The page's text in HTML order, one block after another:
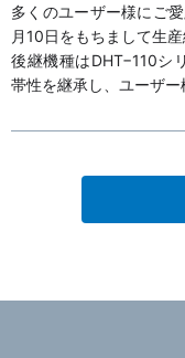
多くのユーザー様にご
月10日をもちまして生産
後継機種はDHT−110シ
帯性を継承し、ユーザー